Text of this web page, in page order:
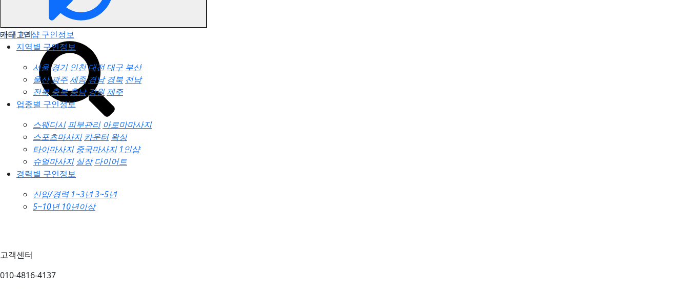
대구 1인샵 구인정보
카테고리
지역별 구인정보
서울경기 인천대전 대구 부산
울산광주세종경남 경북 전남
전북 충북충남 강원제주
업종별 구인정보
스웨디시 피부관리 아로마마사지
스포츠마사지 카운터 왁싱
타이마사지 중국마사지 1인샵
슈얼마사지 실장 다이어트
경력별 구인정보
신입/경력 1~3년3~5년
5~10년 10년이상
고객센터
010-4816-4137